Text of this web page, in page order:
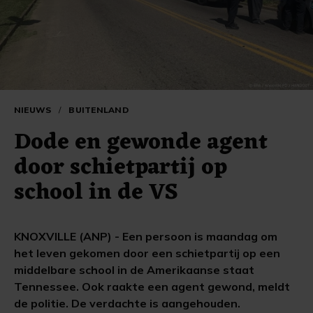
NIEUWS / BUITENLAND
Dode en gewonde agent
door schietpartij op
school in de VS
KNOXVILLE (ANP) - Een persoon is maandag om
het leven gekomen door een schietpartij op een
middelbare school in de Amerikaanse staat
Tennessee. Ook raakte een agent gewond, meldt
de politie. De verdachte is aangehouden.